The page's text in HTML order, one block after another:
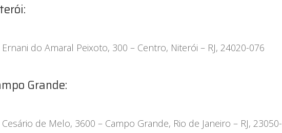
Ernani do Amaral Peixoto, 300 – Centro, Niterói – RJ, 24020-076
Grande:
Cesário de Melo, 3600 – Campo Grande, Rio de Janeiro – RJ, 23050-